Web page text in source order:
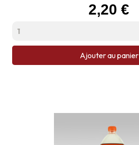
Prix
2,20 €
Ajouter au panier